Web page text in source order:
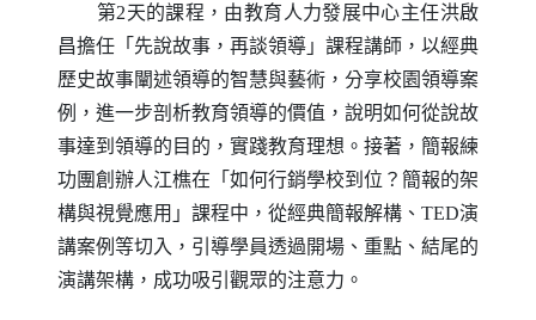
第2天的課程，由教育人力發展中心主任洪啟
昌擔任「先說故事，再談領導」課程講師，以經典
歷史故事闡述領導的智慧與藝術，分享校園領導案
例，進一步剖析教育領導的價值，說明如何從說故
事達到領導的目的，實踐教育理想。接著，簡報練
功團創辦人江樵在「如何行銷學校到位？簡報的架
構與視覺應用」課程中，從經典簡報解構、 TED演
講案例等切入，引導學員透過開場、重點、結尾的
演講架構，成功吸引觀眾的注意力。